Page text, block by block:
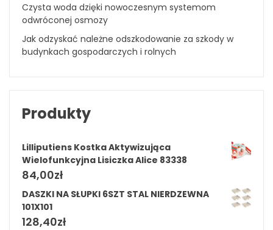
Czysta woda dzięki nowoczesnym systemom
odwróconej osmozy
Jak odzyskać należne odszkodowanie za szkody w
budynkach gospodarczych i rolnych
Produkty
Lilliputiens Kostka Aktywizująca
Wielofunkcyjna Lisiczka Alice 83338
84,00zł
DASZKI NA SŁUPKI 6SZT STAL NIERDZEWNA
101X101
128,40zł